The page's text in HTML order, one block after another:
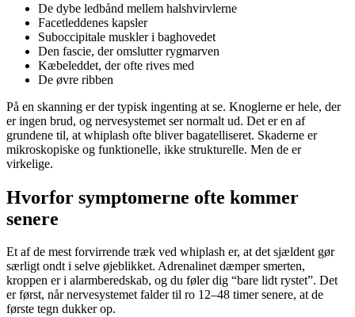
De dybe ledbånd mellem halshvirvlerne
Facetleddenes kapsler
Suboccipitale muskler i baghovedet
Den fascie, der omslutter rygmarven
Kæbeleddet, der ofte rives med
De øvre ribben
På en skanning er der typisk ingenting at se. Knoglerne er hele, der
er ingen brud, og nervesystemet ser normalt ud. Det er en af
grundene til, at whiplash ofte bliver bagatelliseret. Skaderne er
mikroskopiske og funktionelle, ikke strukturelle. Men de er
virkelige.
Hvorfor symptomerne ofte kommer
senere
Et af de mest forvirrende træk ved whiplash er, at det sjældent gør
særligt ondt i selve øjeblikket. Adrenalinet dæmper smerten,
kroppen er i alarmberedskab, og du føler dig “bare lidt rystet”. Det
er først, når nervesystemet falder til ro 12–48 timer senere, at de
første tegn dukker op.